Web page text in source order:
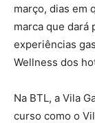
março, dias em
marca que dará
experiências
Wellness dos
Na BTL, a Vila
curso como o